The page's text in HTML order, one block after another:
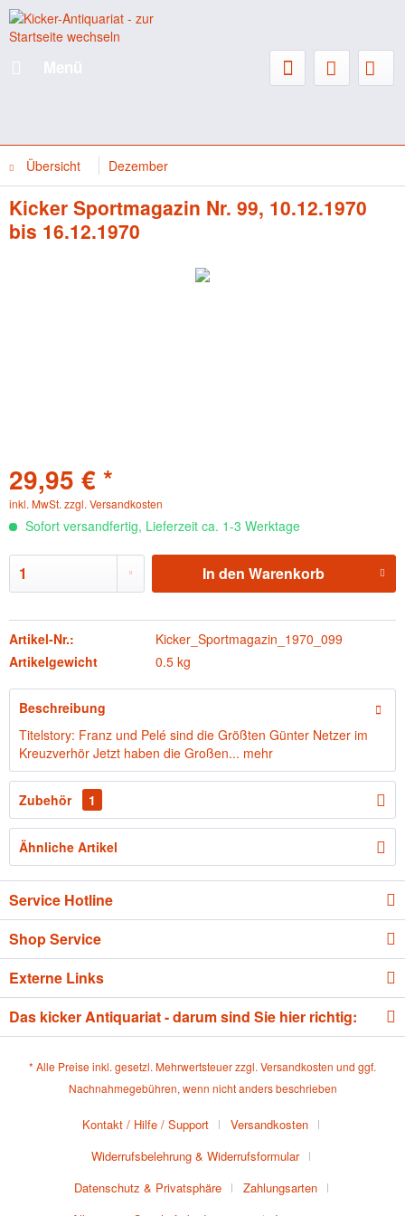
Übersicht Dezember
Kicker Sportmagazin Nr. 99, 10.12.1970
bis 16.12.1970
29,95 € *
inkl. MwSt. zzgl. Versandkosten
Sofort versandfertig, Lieferzeit ca. 1-3 Werktage
In den Warenkorb
Artikel-Nr.:
Kicker_Sportmagazin_1970_099
Artikelgewicht
0.5 kg
Beschreibung
Titelstory: Franz und Pelé sind die Größten Günter Netzer im
Kreuzverhör Jetzt haben die Großen... mehr
Zubehör 1
Ähnliche Artikel
Service Hotline
Shop Service
Externe Links
Das kicker Antiquariat - darum sind Sie hier richtig:
* Alle Preise inkl. gesetzl. Mehrwertsteuer zzgl. Versandkosten und ggf.
Nachnahmegebühren, wenn nicht anders beschrieben
Kontakt / Hilfe / Support
Versandkosten
Widerrufsbelehrung & Widerrufsformular
Datenschutz & Privatsphäre
Zahlungsarten